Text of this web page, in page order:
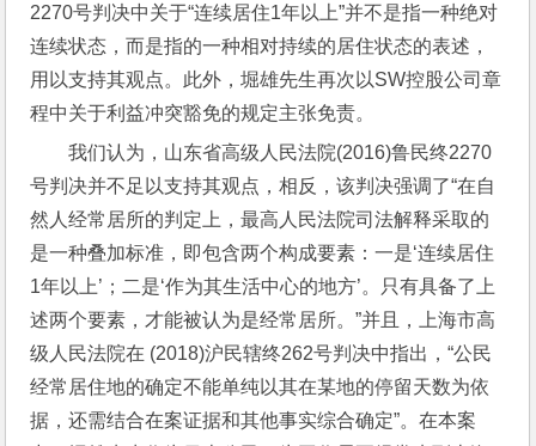
2270号判决中关于“连续居住1年以上”并不是指一种绝对
连续状态，而是指的一种相对持续的居住状态的表述，
用以支持其观点。此外，堀雄先生再次以SW控股公司章
程中关于利益冲突豁免的规定主张免责。
我们认为，山东省高级人民法院(2016)鲁民终2270
号判决并不足以支持其观点，相反，该判决强调了“在自
然人经常居所的判定上，最高人民法院司法解释采取的
是一种叠加标准，即包含两个构成要素：一是‘连续居住
1年以上’；二是‘作为其生活中心的地方’。只有具备了上
述两个要素，才能被认为是经常居所。”并且，上海市高
级人民法院在 (2018)沪民辖终262号判决中指出，“公民
经常居住地的确定不能单纯以其在某地的停留天数为依
据，还需结合在案证据和其他事实综合确定”。在本案